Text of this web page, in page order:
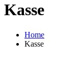
Kasse
Home
Kasse